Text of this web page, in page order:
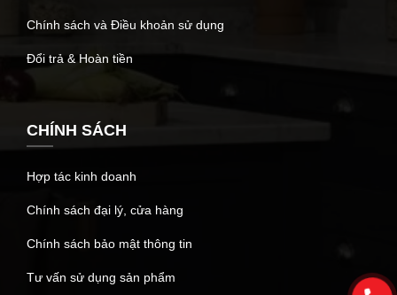
Chính sách và Điều khoản sử dụng
Đổi trả & Hoàn tiền
CHÍNH SÁCH
Hợp tác kinh doanh
Chính sách đại lý, cửa hàng
Chính sách bảo mật thông tin
Tư vấn sử dụng sản phẩm